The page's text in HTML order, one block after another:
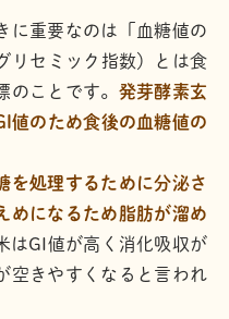
に重要なのは「血糖値の
リセミック指数）とは食
のことです。 発芽酵素玄
値のため食後の血糖値の
を処理するために分泌さ
めになるため脂肪が溜め
はGI値が高く消化吸収が
空きやすくなると言われ